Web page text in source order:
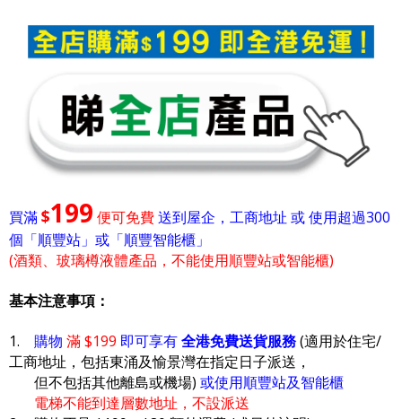
買滿$199 便可免費送到屋企，工商地址 或 使用超過300
個「順豐站」或「順豐智能櫃」
(酒類、玻璃樽液體產品，不能使用順豐站或智能櫃)
基本注意事項：
1. 購物 滿 $199 即可享有全港免費送貨服務(適用於住宅/
工商地址，包括東涌及愉景灣在指定日子派送，
但不包括其他離島或機場) 或使用順豐站及智能櫃
電梯不能到達層數地址，不設派送